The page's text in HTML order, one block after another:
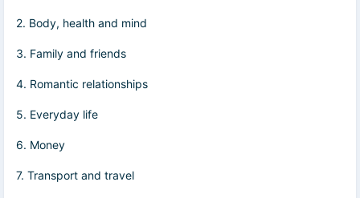
2. Body, health and mind
3. Family and friends
4. Romantic relationships
5. Everyday life
6. Money
7. Transport and travel